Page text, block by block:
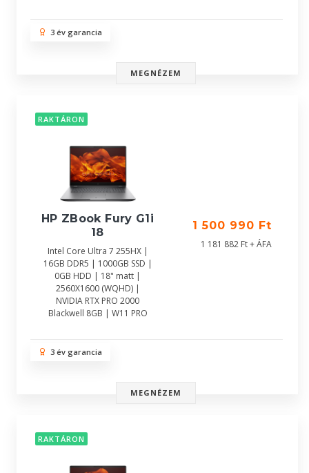
3 év garancia
MEGNÉZEM
RAKTÁRON
HP ZBook Fury G1i
18
Intel Core Ultra 7 255HX |
16GB DDR5 | 1000GB SSD |
0GB HDD | 18" matt |
2560X1600 (WQHD) |
NVIDIA RTX PRO 2000
Blackwell 8GB | W11 PRO
1 500 990 Ft
1 181 882 Ft + ÁFA
3 év garancia
MEGNÉZEM
RAKTÁRON